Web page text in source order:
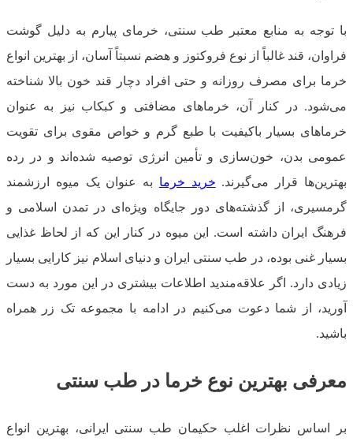
با توجه به منابع معتبر طب سنتی، خرمای پیارم به ‌دلیل گوشت
فراوان، قند غالباً از نوع فروکتوز و هضم نسبتاً آسان، از بهترین انواع
خرما برای مصرف روزانه و حتی افراد دچار قند خون بالا شناخته
می‌شود. در کنار آن، خرماهای مضافتی و کبکاب نیز به ‌عنوان
خرماهای بسیار باکیفیت با طبع گرم و خواص مقوی برای تقویت
عمومی بدن، خون‌سازی و تأمین انرژی توصیه شده‌اند و در رده
بهترین‌ها قرار می‌گیرند. خرید خرما به عنوان یک میوه ارزشمند
گرمسیری، از گذشته‌های دور جایگاه ویژه‌ای در تمدن اسلامی و
فرهنگ ایران داشته است. این میوه در کنار این که از لحاظ غذایی
بسیار غنی بوده، در طب سنتی ایران و دنیای اسلام نیز کارایی بسیار
زیادی دارد. اگر علاقه‌مندید اطلاعات بیشتری در این مورد به دست
آورید، از شما دعوت می‌کنیم در ادامه با مجموعه تک زر همراه
باشید.
معرفی بهترین نوع خرما در طب سنتی
بر اساس نظرات اغلب حکیمان طب سنتی ایرانی، بهترین انواع